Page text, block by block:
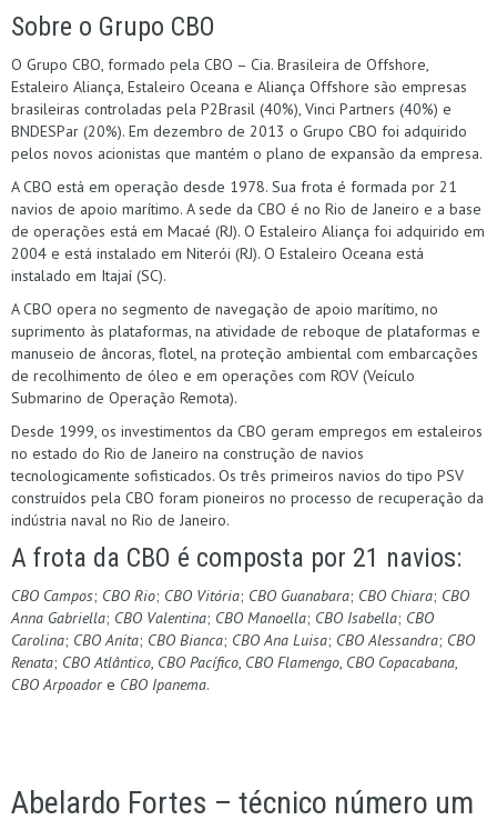
Sobre o Grupo CBO
O Grupo CBO, formado pela CBO – Cia. Brasileira de Offshore,
Estaleiro Aliança, Estaleiro Oceana e Aliança Offshore são empresas
brasileiras controladas pela P2Brasil (40%), Vinci Partners (40%) e
BNDESPar (20%). Em dezembro de 2013 o Grupo CBO foi adquirido
pelos novos acionistas que mantém o plano de expansão da empresa.
A CBO está em operação desde 1978. Sua frota é formada por 21
navios de apoio marítimo. A sede da CBO é no Rio de Janeiro e a base
de operações está em Macaé (RJ). O Estaleiro Aliança foi adquirido em
2004 e está instalado em Niterói (RJ). O Estaleiro Oceana está
instalado em Itajaí (SC).
A CBO opera no segmento de navegação de apoio marítimo, no
suprimento às plataformas, na atividade de reboque de plataformas e
manuseio de âncoras, flotel, na proteção ambiental com embarcações
de recolhimento de óleo e em operações com ROV (Veículo
Submarino de Operação Remota).
Desde 1999, os investimentos da CBO geram empregos em estaleiros
no estado do Rio de Janeiro na construção de navios
tecnologicamente sofisticados. Os três primeiros navios do tipo PSV
construídos pela CBO foram pioneiros no processo de recuperação da
indústria naval no Rio de Janeiro.
A frota da CBO é composta por 21 navios:
CBO Campos; CBO Rio; CBO Vitória; CBO Guanabara; CBO Chiara; CBO
Anna Gabriella; CBO Valentina; CBO Manoella; CBO Isabella; CBO
Carolina; CBO Anita; CBO Bianca; CBO Ana Luisa; CBO Alessandra; CBO
Renata; CBO Atlântico, CBO Pacífico, CBO Flamengo, CBO Copacabana,
CBO Arpoadore CBO Ipanema.
Abelardo Fortes – técnico número um